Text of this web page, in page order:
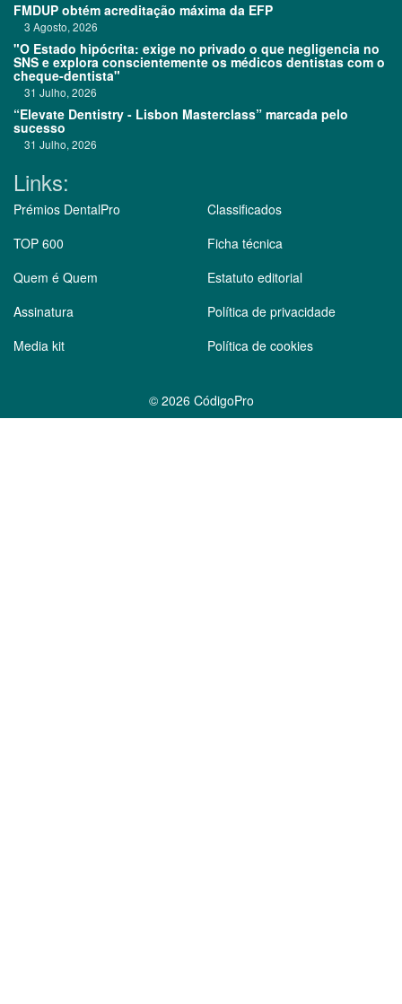
FMDUP obtém acreditação máxima da EFP
3 Agosto, 2026
"O Estado hipócrita: exige no privado o que negligencia no
SNS e explora conscientemente os médicos dentistas com o
cheque-dentista"
31 Julho, 2026
“Elevate Dentistry - Lisbon Masterclass” marcada pelo
sucesso
31 Julho, 2026
Links:
Prémios DentalPro
TOP 600
Quem é Quem
Assinatura
Media kit
Classificados
Ficha técnica
Estatuto editorial
Política de privacidade
Política de cookies
© 2026 CódigoPro